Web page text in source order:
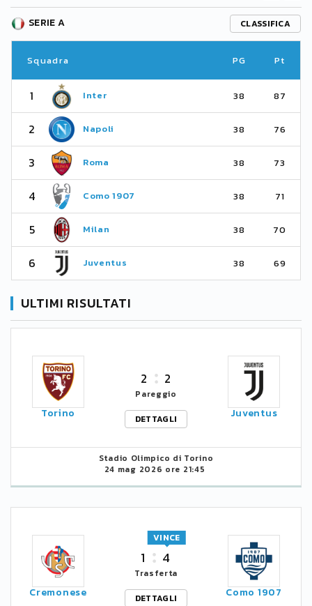
SERIE A CLASSIFICA
Squadra PG Pt
1 Inter 38 87
2 Napoli 38 76
3 Roma 38 73
4 Como 1907 38 71
5 Milan 38 70
6 Juventus 38 69
ULTIMI RISULTATI
Torino
2 2
Pareggio
DETTAGLI
Juventus
Stadio Olimpico di Torino
24 mag 2026 ore 21:45
Cremonese
1 4
VINCE
Trasferta
DETTAGLI
Como 1907